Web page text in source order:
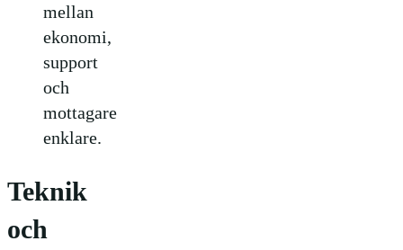
mellan
ekonomi,
support
och
mottagare
enklare.
Teknik
och